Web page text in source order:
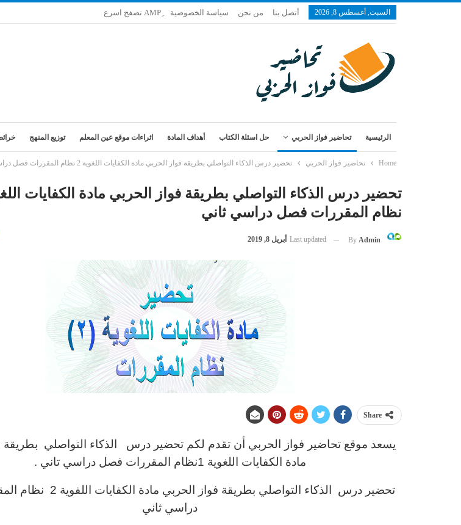
السبت, أغسطس 8, 2026 أتصل بنا من نحن سياسة الخصوصية
الرئيسية تحاضير فواز الحربي حل اسئلة الكتاب أهداف المادة اثراءات موقع عين المعلم توزيع المنهج
Home تحاضير فواز الحربي تحضير درس الذكاء التواصلي بطريقة فواز الحربي مادة الكفايات اللغوية 2 نظام المقررات فصل دراسي ثاني
نظام المقررات فصل دراسي ثاني
By Admin
Last updated أبريل 8, 2019
Share
يسعد موقع تحاضير فواز الحربي أن تقدم لكم تحضير درس الذكاء التواصلي بطريقة
مادة الكفايات اللغوية 1نظام المقررات فصل دراسي تاني .
تحضير درس الذكاء التواصلي بطريقة
دراسي ثاني